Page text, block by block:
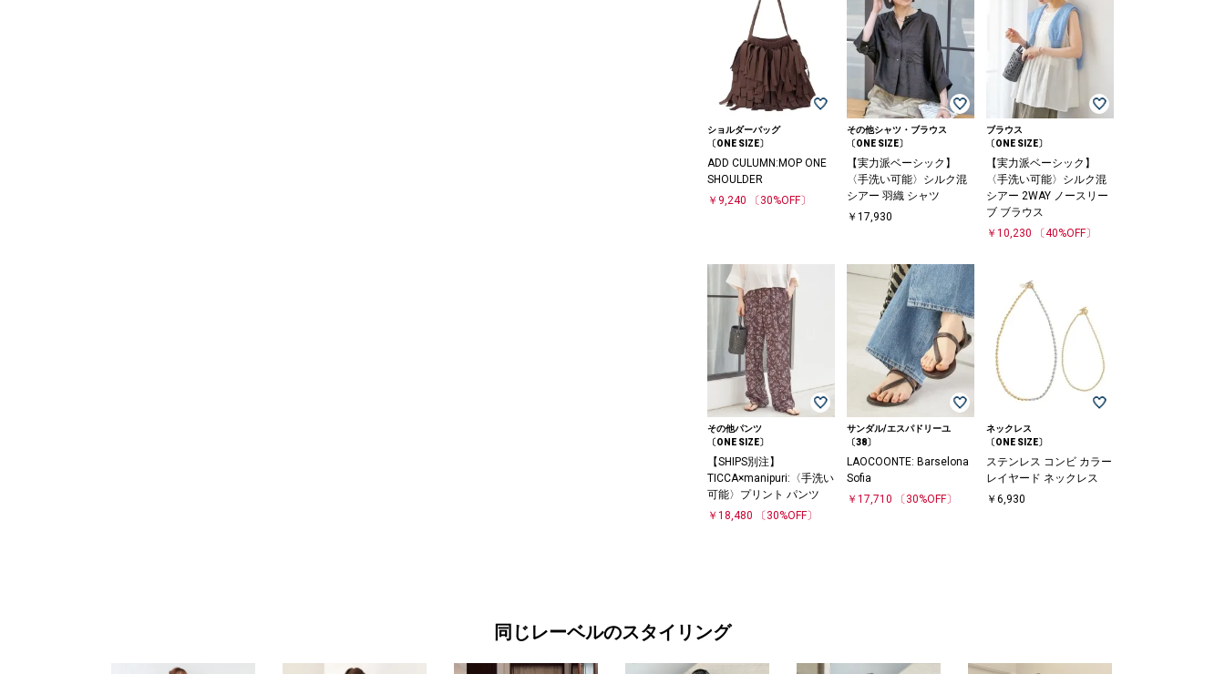
ショルダーバッグ
〔ONE SIZE〕
ADD CULUMN:MOP ONE
SHOULDER
￥9,240
〔30%OFF〕
その他シャツ・ブラウス
〔ONE SIZE〕
【実力派ベーシック】
〈手洗い可能〉シルク混
シアー 羽織 シャツ
￥17,930
ブラウス
〔ONE SIZE〕
【実力派ベーシック】
〈手洗い可能〉シルク混
シアー 2WAY ノースリー
ブ ブラウス
￥10,230
〔40%OFF〕
その他パンツ
〔ONE SIZE〕
【SHIPS別注】
TICCA×manipuri:〈手洗い
可能〉プリント パンツ
￥18,480
〔30%OFF〕
サンダル/エスパドリーユ
〔38〕
LAOCOONTE: Barselona
Sofia
￥17,710
〔30%OFF〕
ネックレス
〔ONE SIZE〕
ステンレス コンビ カラー
レイヤード ネックレス
￥6,930
同じレーベルのスタイリング